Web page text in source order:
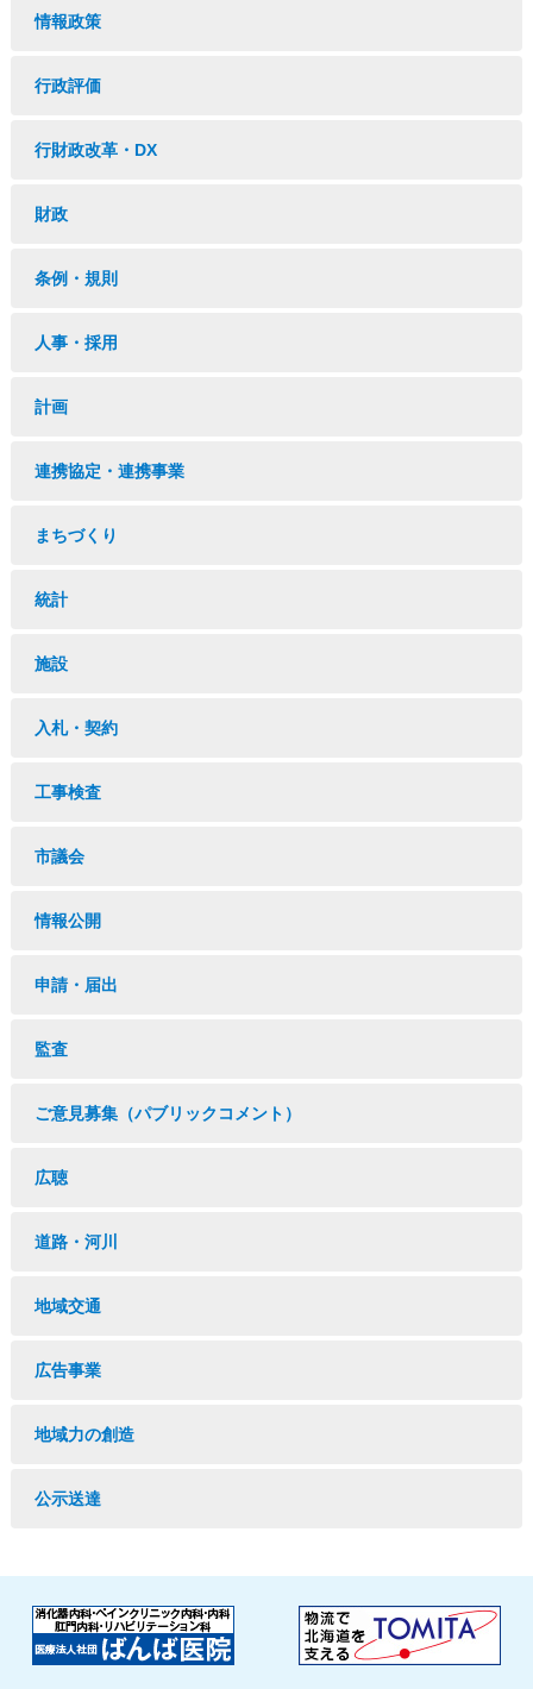
情報政策
行政評価
行財政改革・DX
財政
条例・規則
人事・採用
計画
連携協定・連携事業
まちづくり
統計
施設
入札・契約
工事検査
市議会
情報公開
申請・届出
監査
ご意見募集（パブリックコメント）
広聴
道路・河川
地域交通
広告事業
地域力の創造
公示送達